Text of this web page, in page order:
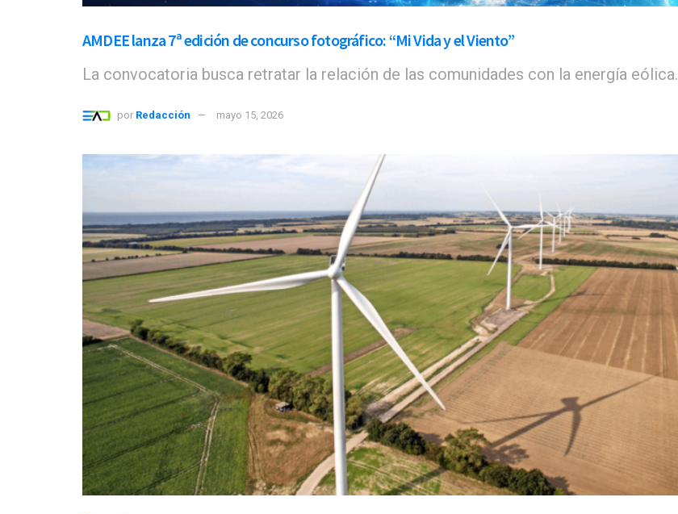
AMDEE lanza 7ª edición de concurso fotográfico: “Mi Vida y el Viento”
La convocatoria busca retratar la relación de las comunidades con la energía eólica.
por Redacción mayo 15, 2026